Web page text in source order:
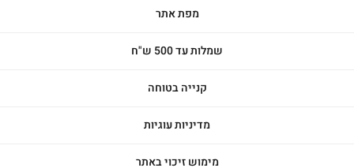
מפת אתר
שמלות עד 500 ש"ח
קנייה בטוחה
מדיניות עוגיות
מימוש זיכוי באתר